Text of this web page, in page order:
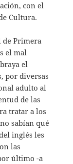
con el
Cultura.
de Primera
el mal
el
por diversas
adulto al
de las
tratar a los
sabían qué
inglés les
las
último -a